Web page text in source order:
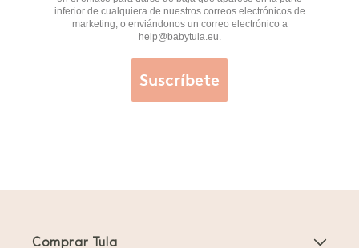
inferior de cualquiera de nuestros correos electrónicos de
marketing, o enviándonos un correo electrónico a
help@babytula.eu.
Suscríbete
Comprar Tula